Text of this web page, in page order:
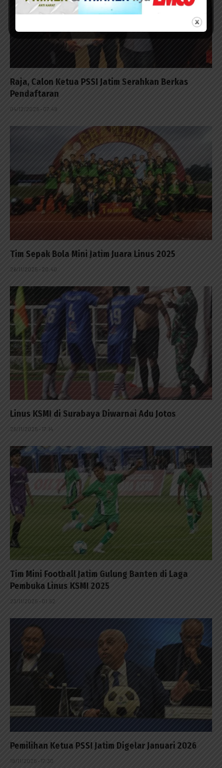
Raja, Calon Ketua PSSI Jatim Serahkan Berkas
Pendaftaran
04/12/2025 - 07:48
Tim Sepak Bola Mini Jatim Juara Linus 2025
26/11/2025 - 20:40
Linus KSMI di Surabaya Diwarnai Adu Jotos
25/11/2025 - 17:14
Tim Mini Football Jatim Gulung Banten di Laga
Pembuka Linus KSMI 2025
23/11/2025 - 01:52
Pemilihan Ketua PSSI Jatim Digelar Januari 2026
18/11/2025 - 17:30